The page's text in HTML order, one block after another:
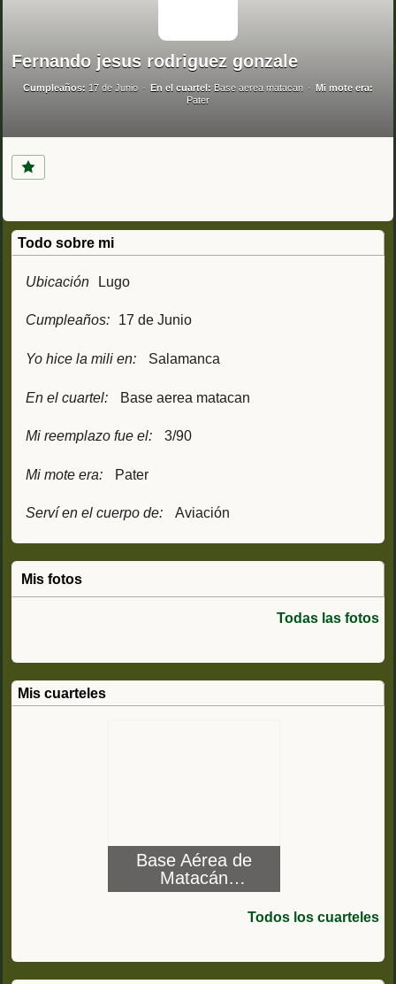
Fernando jesus rodriguez gonzale
Cumpleaños: 17 de Junio En el cuartel: Base aerea matacan
Mi mote era:
Pater
Todo sobre mi
Ubicación Lugo
Cumpleaños: 17 de Junio
Yo hice la mili en: Salamanca
En el cuartel: Base aerea matacan
Mi reemplazo fue el: 3/90
Mi mote era: Pater
Serví en el cuerpo de: Aviación
Mis fotos
Todas las fotos
Mis cuarteles
Base Aérea de
Matacán
(Salamanca)
Todos los cuarteles